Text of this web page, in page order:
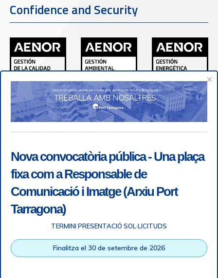
Confidence and Security
Accessibility Legal note | + info RGPD |Information of
×
Nova convocatòria pública - Una plaça
fixa com a Responsable de
Comunicació i Imatge (Arxiu Port
Tarragona)
TERMINI PRESENTACIÓ SOL·LICITUDS
Finalitza el 30 de setembre de 2026